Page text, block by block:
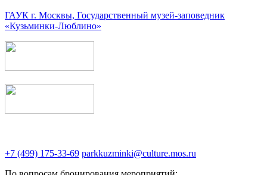
ГАУК г. Москвы, Государственный музей-заповедник
«Кузьминки-Люблино»
+7 (499) 175-33-69 parkkuzminki@culture.mos.ru